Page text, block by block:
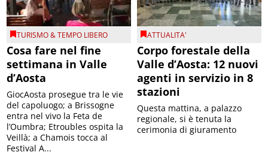
TURISMO & TEMPO LIBERO
Cosa fare nel fine
settimana in Valle
d’Aosta
GiocAosta prosegue tra le vie
del capoluogo; a Brissogne
entra nel vivo la Feta de
l’Oumbra; Etroubles ospita la
Veillà; a Chamois tocca al
Festival A...
ATTUALITA'
Corpo forestale della
Valle d’Aosta: 12 nuovi
agenti in servizio in 8
stazioni
Questa mattina, a palazzo
regionale, si è tenuta la
cerimonia di giuramento